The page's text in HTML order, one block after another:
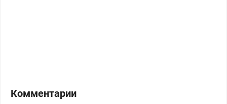
Комментарии